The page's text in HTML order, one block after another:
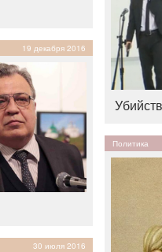
19 декабря 2016
30 июля 2016
Политика